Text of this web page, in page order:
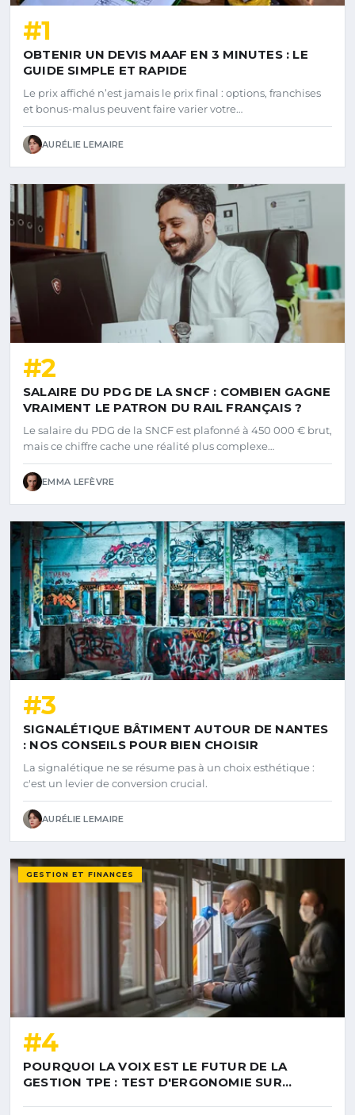
#1
OBTENIR UN DEVIS MAAF EN 3 MINUTES : LE
GUIDE SIMPLE ET RAPIDE
Le prix affiché n’est jamais le prix final : options, franchises
et bonus-malus peuvent faire varier votre…
AURÉLIE LEMAIRE
#2
SALAIRE DU PDG DE LA SNCF : COMBIEN GAGNE
VRAIMENT LE PATRON DU RAIL FRANÇAIS ?
Le salaire du PDG de la SNCF est plafonné à 450 000 € brut,
mais ce chiffre cache une réalité plus complexe…
EMMA LEFÈVRE
#3
SIGNALÉTIQUE BÂTIMENT AUTOUR DE NANTES
: NOS CONSEILS POUR BIEN CHOISIR
La signalétique ne se résume pas à un choix esthétique :
c'est un levier de conversion crucial.
AURÉLIE LEMAIRE
GESTION ET FINANCES
#4
POURQUOI LA VOIX EST LE FUTUR DE LA
GESTION TPE : TEST D'ERGONOMIE SUR